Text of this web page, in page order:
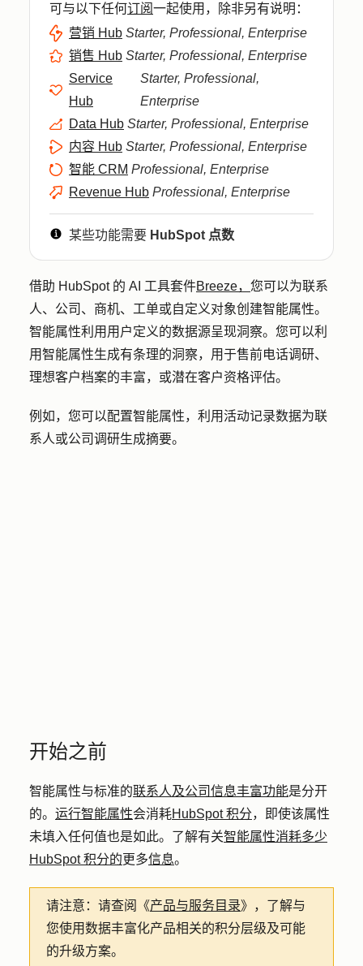
可与以下任何订阅一起使用，除非另有说明：
营销 Hub Starter, Professional, Enterprise
销售 Hub Starter, Professional, Enterprise
Service
Hub
Starter, Professional,
Enterprise
Data Hub Starter, Professional, Enterprise
内容 Hub Starter, Professional, Enterprise
智能 CRM Professional, Enterprise
Revenue Hub Professional, Enterprise
某些功能需要 HubSpot 点数
借助 HubSpot 的 AI 工具套件Breeze， 您可以为联系
人、公司、商机、工单或自定义对象创建智能属性。
智能属性利用用户定义的数据源呈现洞察。您可以利
用智能属性生成有条理的洞察，用于售前电话调研、
理想客户档案的丰富，或潜在客户资格评估。
例如，您可以配置智能属性，利用活动记录数据为联
系人或公司调研生成摘要。
开始之前
智能属性与标准的联系人及公司信息丰富功能是分开
的。 运行智能属性会消耗HubSpot 积分，即使该属性
未填入任何值也是如此。了解有关智能属性消耗多少
HubSpot 积分的更多信息。
请注意： 请查阅《产品与服务目录》，了解与
您使用数据丰富化产品相关的积分层级及可能
的升级方案。